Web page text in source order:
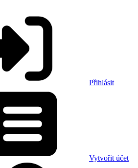
Přihlásit
Vytvořit účet